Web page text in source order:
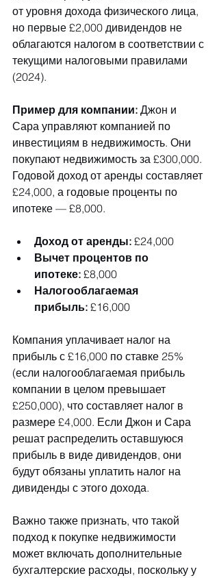
от уровня дохода физического лица,
но первые £2,000 дивидендов не
облагаются налогом в соответствии с
текущими налоговыми правилами
(2024).
Пример для компании: Джон и
Сара управляют компанией по
инвестициям в недвижимость. Они
покупают недвижимость за £300,000.
Годовой доход от аренды составляет
£24,000, а годовые проценты по
ипотеке — £8,000.
Доход от аренды: £24,000
Вычет процентов по
ипотеке: £8,000
Налогооблагаемая
прибыль: £16,000
Компания уплачивает налог на
прибыль с £16,000 по ставке 25%
(если налогооблагаемая прибыль
компании в целом превышает
£250,000), что составляет налог в
размере £4,000. Если Джон и Сара
решат распределить оставшуюся
прибыль в виде дивидендов, они
будут обязаны уплатить налог на
дивиденды с этого дохода.
Важно также признать, что такой
подход к покупке недвижимости
может включать дополнительные
бухгалтерские расходы, поскольку у